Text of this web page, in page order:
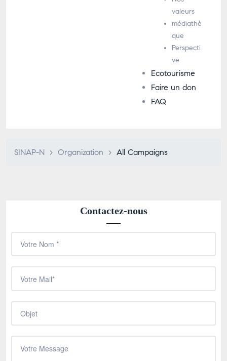
valeurs
médiathè
que
Perspecti
ve
Ecotourisme
Faire un don
FAQ
SINAP-N > Organization > All Campaigns
Contactez-nous